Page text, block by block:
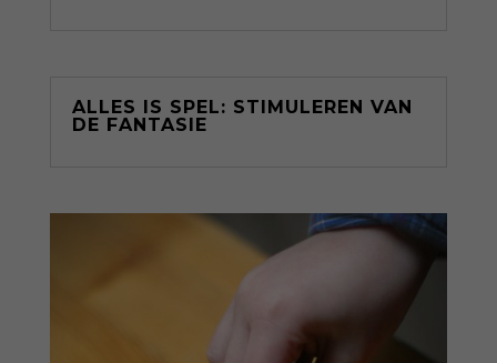
ALLES IS SPEL: STIMULEREN VAN
DE FANTASIE